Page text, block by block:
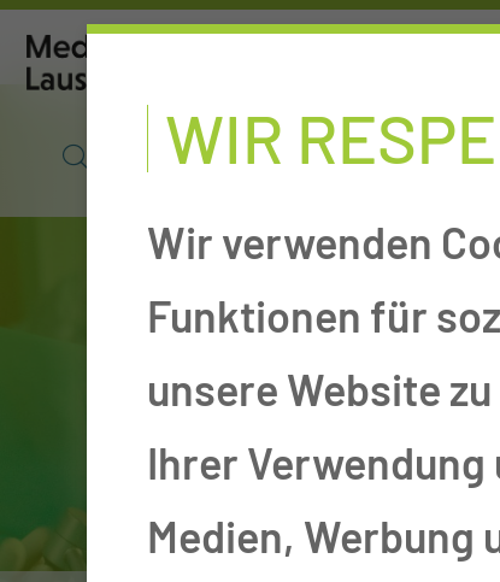
SUCHE POLIKLINIK
WIR
Wir verwenden
Funktionen für
unsere Website
Ihrer
Medien, Werbung